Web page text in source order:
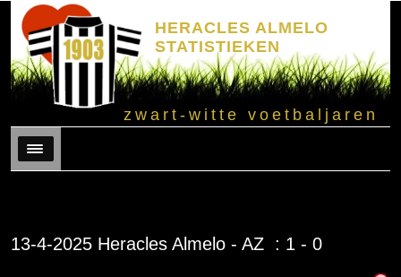
HERACLES ALMELO
STATISTIEKEN
zwart-witte voetbaljaren
Menu
13-4-2025 Heracles Almelo - AZ : 1 - 0